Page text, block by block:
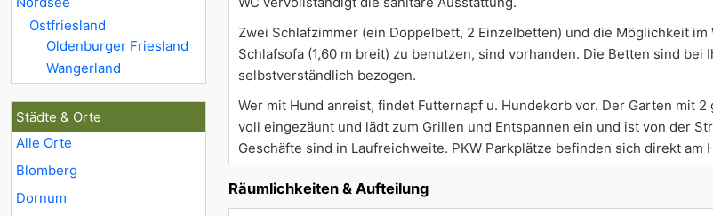
Ostfriesland
Oldenburger Friesland
Wangerland
Städte & Orte
Alle Orte
Blomberg
Dornum
Zwei Schlafzimmer (ein Doppelbett, 2 Einzelbetten) und die Möglichkeit im
Schlafsofa (1,60 m breit) zu benutzen, sind vorhanden. Die Betten sind bei
selbstverständlich bezogen.
Wer mit Hund anreist, findet Futternapf u. Hundekorb vor. Der Garten mit
voll eingezäunt und lädt zum Grillen und Entspannen ein und ist von der
Geschäfte sind in Laufreichweite. PKW Parkplätze befinden sich direkt am
Räumlichkeiten & Aufteilung